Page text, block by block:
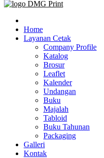
Jasa Cetak Online DMG Printing
Home
Layanan Cetak
Company Profile
Katalog
Brosur
Leaflet
Kalender
Undangan
Buku
Majalah
Tabloid
Buku Tahunan
Packaging
Galleri
Kontak